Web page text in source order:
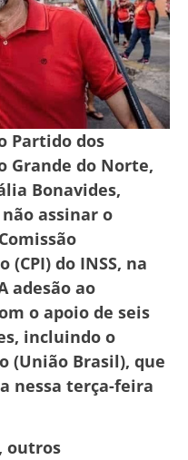
Partido dos
Grande do Norte,
Bonavides,
assinar o
do INSS, na
adesão ao
o apoio de seis
incluindo o
(União Brasil), que
nessa terça-feira
outros